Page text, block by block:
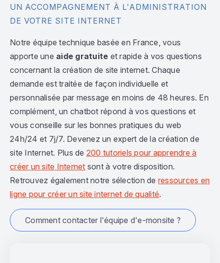
UN ACCOMPAGNEMENT À L'ADMINISTRATION
DE VOTRE SITE INTERNET
Notre équipe technique basée en France, vous
apporte une aide gratuite et rapide à vos questions
concernant la création de site internet. Chaque
demande est traitée de façon individuelle et
personnalisée par message en moins de 48 heures. En
complément, un chatbot répond à vos questions et
vous conseille sur les bonnes pratiques du web
24h/24 et 7j/7. Devenez un expert de la création de
site Internet. Plus de 200 tutoriels pour apprendre à
créer un site Internet sont à votre disposition.
Retrouvez également notre sélection de ressources en
ligne pour créer un site internet de qualité.
Comment contacter l'équipe d'e-monsite ?